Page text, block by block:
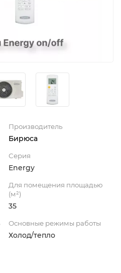
Производитель
Бирюса
Серия
Energy
Для помещения площадью
(м²)
35
Основные режимы работы
Холод/тепло